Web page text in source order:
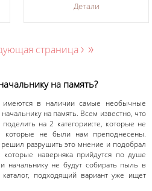
Детали
страница › »
на память?
в наличии самые необычные
на память. Всем известно, что
на 2 категории:те, которые не
которые не были нам преподнесены.
решил разрушить это мнение и подобрал
которые наверняка прийдутся по душе
начальнику не будут собирать пыль в
подходящий вариант уже ищет